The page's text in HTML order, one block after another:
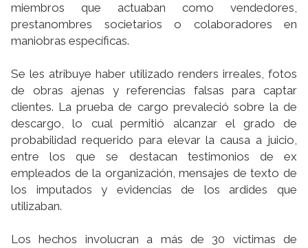
miembros que actuaban como vendedores,
prestanombres societarios o colaboradores en
maniobras específicas.
Se les atribuye haber utilizado renders irreales, fotos
de obras ajenas y referencias falsas para captar
clientes. La prueba de cargo prevaleció sobre la de
descargo, lo cual permitió alcanzar el grado de
probabilidad requerido para elevar la causa a juicio,
entre los que se destacan testimonios de ex
empleados de la organización, mensajes de texto de
los imputados y evidencias de los ardides que
utilizaban.
Los hechos involucran a más de 30 víctimas de